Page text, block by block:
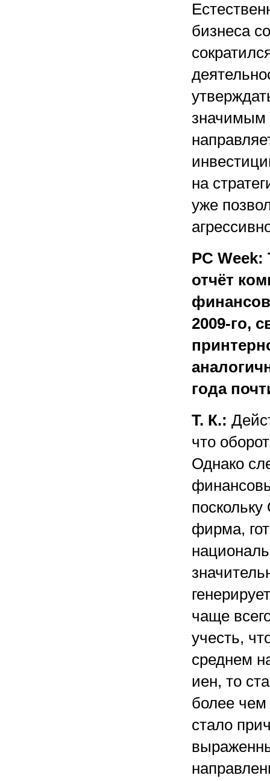
бизнеса
значимым
на
уже
PC
отчёт
2009-го,
года
Т. К.:
что
Однако
фирма,
чаще
учесть,
среднем
иен, то
более
стало